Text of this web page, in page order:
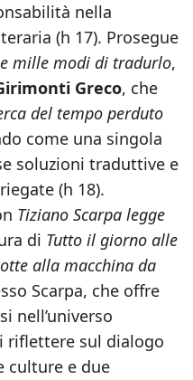
nella
(h 17). Prosegue
mille modi di tradurlo,
Greco, che
del tempo perduto
come una singola
soluzioni traduttive e
(h 18).
Tiziano Scarpa legge
di Tutto il giorno alle
alla macchina da
Scarpa, che offre
nell’universo
riflettere sul dialogo
culture e due